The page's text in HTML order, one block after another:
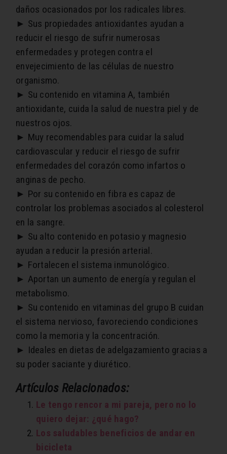
daños ocasionados por los radicales libres.
► Sus propiedades antioxidantes ayudan a
reducir el riesgo de sufrir numerosas
enfermedades y protegen contra el
envejecimiento de las células de nuestro
organismo.
► Su contenido en vitamina A, también
antioxidante, cuida la salud de nuestra piel y de
nuestros ojos.
► Muy recomendables para cuidar la salud
cardiovascular y reducir el riesgo de sufrir
enfermedades del corazón como infartos o
anginas de pecho.
► Por su contenido en fibra es capaz de
controlar los problemas asociados al colesterol
en la sangre.
► Su alto contenido en potasio y magnesio
ayudan a reducir la presión arterial.
► Fortalecen el sistema inmunológico.
► Aportan un aumento de energía y regulan el
metabolismo.
► Su contenido en vitaminas del grupo B cuidan
el sistema nervioso, favoreciendo condiciones
como la memoria y la concentración.
► Ideales en dietas de adelgazamiento gracias a
su poder saciante y diurético.
Artículos Relacionados:
Le tengo rencor a mi pareja, pero no lo
quiero dejar: ¿qué hago?
Los saludables beneficios de andar en
bicicleta